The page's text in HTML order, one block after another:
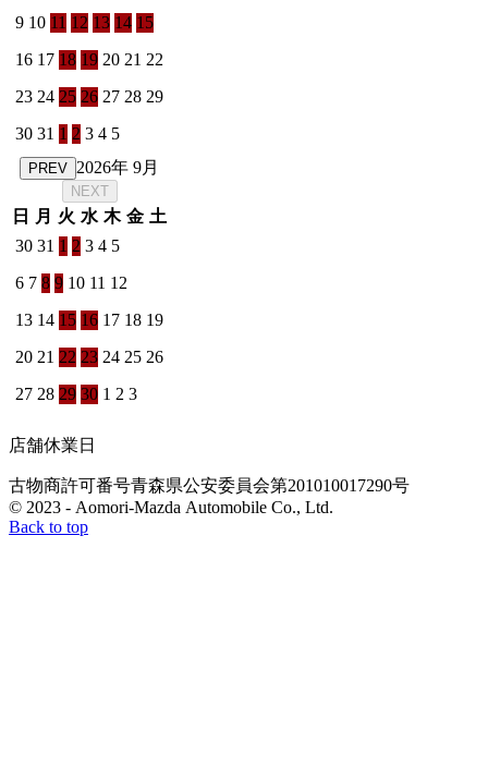
9 10 11 12 13 14 15
16 17 18 19 20 21 22
23 24 25 26 27 28 29
30 31 1 2 3 4 5
PREV 2026年 9月
NEXT
日 月 火 水 木 金 土
30 31 1 2 3 4 5
6 7 8 9 10 11 12
13 14 15 16 17 18 19
20 21 22 23 24 25 26
27 28 29 30 1 2 3
店舗休業日
古物商許可番号青森県公安委員会第201010017290号
© 2023 - Aomori-Mazda Automobile Co., Ltd.
Back to top